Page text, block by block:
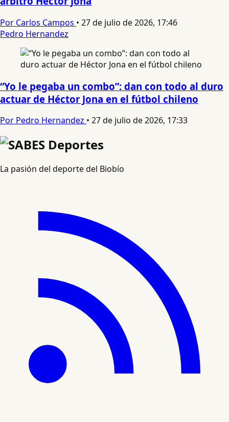
Por Carlos Campos • 27 de julio de 2026, 17:46
Pedro Hernandez
“Yo le pegaba un combo”: dan con todo al duro
actuar de Héctor Jona en el fútbol chileno
Por Pedro Hernandez • 27 de julio de 2026, 17:33
La pasión del deporte del Biobío